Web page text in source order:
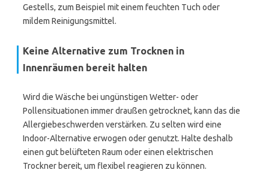
Gestells, zum Beispiel mit einem feuchten Tuch oder
mildem Reinigungsmittel.
Keine Alternative zum Trocknen in
Innenräumen bereit halten
Wird die Wäsche bei ungünstigen Wetter- oder
Pollensituationen immer draußen getrocknet, kann das die
Allergiebeschwerden verstärken. Zu selten wird eine
Indoor-Alternative erwogen oder genutzt. Halte deshalb
einen gut belüfteten Raum oder einen elektrischen
Trockner bereit, um flexibel reagieren zu können.